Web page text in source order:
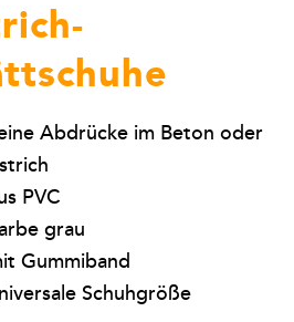
Abdrücke im Beton oder
PVC
grau
Gummiband
Schuhgröße